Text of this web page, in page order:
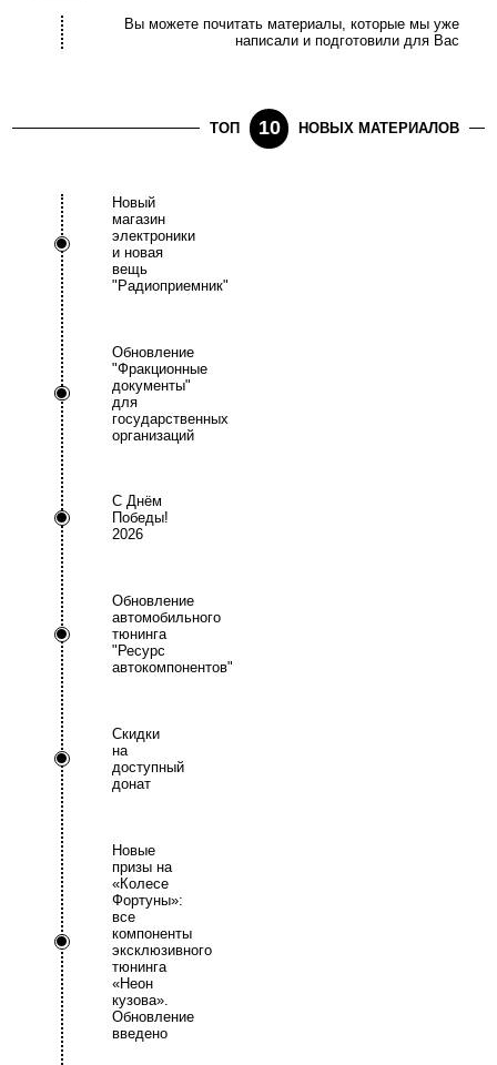
Вы можете почитать материалы, которые мы уже
написали и подготовили для Вас
ТОП 10 НОВЫХ МАТЕРИАЛОВ
Новый
магазин
электроники
и новая
вещь
"Радиоприемник"
Обновление
"Фракционные
документы"
для
государственных
организаций
С Днём
Победы!
2026
Обновление
автомобильного
тюнинга
"Ресурс
автокомпонентов"
Скидки
на
доступный
донат
Новые
призы на
«Колесе
Фортуны»:
все
компоненты
эксклюзивного
тюнинга
«Неон
кузова».
Обновление
введено